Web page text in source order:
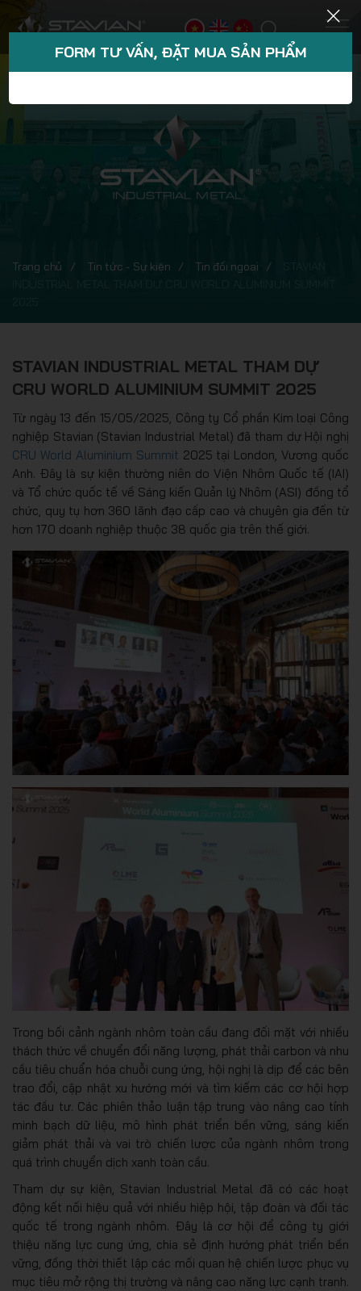
Trang chủ Tin tức - Sự kiện Tin đối ngoại
STAVIAN INDUSTRIAL METAL THAM DỰ
CRU WORLD ALUMINIUM SUMMIT 2025
Từ ngày 13 đến 15/05/2025, Công ty Cổ phần Kim loại Công
nghiệp Stavian (Stavian Industrial Metal) đã tham dự Hội nghị
CRU World Aluminium Summit 2025 tại London, Vương quốc
Anh. Đây là sự kiện thường niên do Viện Nhôm Quốc tế (IAI)
và Tổ chức quốc tế về Sáng kiến Quản lý Nhôm (ASI) đồng tổ
chức, quy tụ hơn 360 lãnh đạo cấp cao và chuyên gia đến từ
hơn 170 doanh nghiệp thuộc 38 quốc gia trên thế giới.
Trong bối cảnh ngành nhôm toàn cầu đang đối mặt với nhiều
thách thức về chuyển đổi năng lượng, phát thải carbon và nhu
cầu tiêu chuẩn hóa chuỗi cung ứng, hội nghị là dịp để các bên
trao đổi, cập nhật xu hướng mới và tìm kiếm các cơ hội hợp
tác đầu tư. Các phiên thảo luận tập trung vào nâng cao tính
minh bạch dữ liệu, mô hình phát triển bền vững, sáng kiến
giảm phát thải và vai trò chiến lược của ngành nhôm trong
quá trình chuyển dịch xanh toàn cầu.
Tham dự sự kiện, Stavian Industrial Metal đã có các hoạt
động kết nối hiệu quả với nhiều hiệp hội, tập đoàn và đối tác
quốc tế trong ngành nhôm. Đây là cơ hội để công ty giới
thiệu năng lực cung ứng, chia sẻ định hướng phát triển bền
vững, đồng thời thiết lập các mối quan hệ chiến lược phục vụ
mục tiêu mở rộng thị trường và nâng cao năng lực cạnh tranh.
FORM TƯ VẤN, ĐẶT MUA SẢN PHẨM